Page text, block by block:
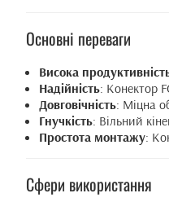
Основні переваги
Висока
Надійність: Конектор
Довговічність: Міцна
Гнучкість: Вільний
Простота монтажу:
Сфери використання